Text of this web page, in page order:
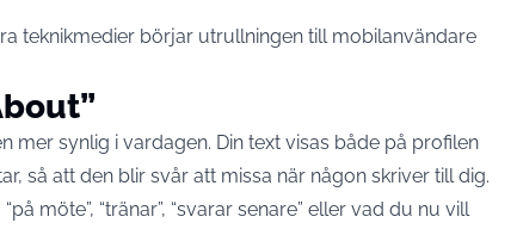
teknikmedier börjar utrullningen till mobilanvändare
mer synlig i vardagen. Din text visas både på profilen
så att den blir svår att missa när någon skriver till dig.
möte”, “tränar”, “svarar senare” eller vad du nu vill